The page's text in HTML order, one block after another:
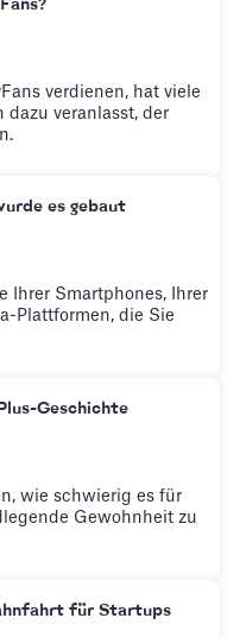
verdienen, hat viele
veranlasst, der
es gebaut
Ihrer Smartphones, Ihrer
Plattformen, die Sie
Geschichte
wie schwierig es für
Gewohnheit zu
für Startups